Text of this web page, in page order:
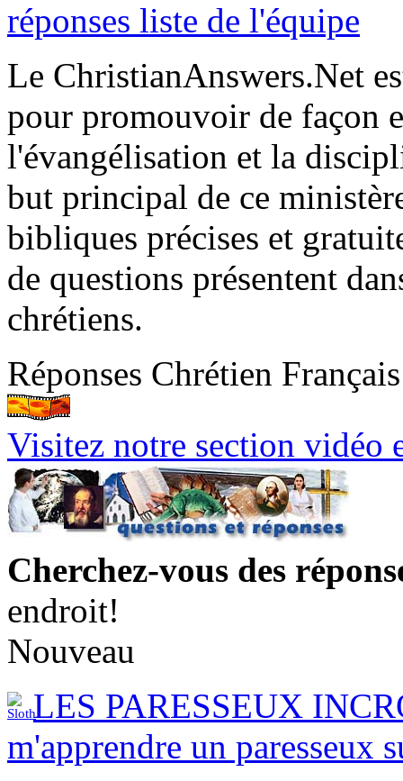
réponses liste de l'équipe
Le ChristianAnswers.Net
pour promouvoir de façon
l'évangélisation et la
but principal de ce
bibliques précises et
de questions présentent
chrétiens.
Réponses Chrétien Français
Visitez notre section vidéo
Cherchez-vous des
endroit!
Nouveau
LES PARESSEUX
m'apprendre un paresseux